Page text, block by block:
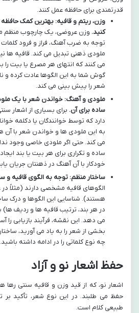
قدرتمندی برای حافظه عمل کنند.
وزن، ریتم و قافیه: بهترین کمک
کنید. وزن عروضی، یک چارچوب منظم
توجه به ضرب آهنگ، فراز و فرود
ملودی ذهنی تبدیل می کند. قافیه ها
می کنند که انتهای هر مصرع یا بیت را
گوش شما به این الگوها عادت کرده و
شعر را پیش بینی می کند.
ملودی و آهنگ: خواندن شعر با یک
ساده برای آن. برای بسیاری از اشعار
دارد که توسط خوانندگان یا دکلمه
به این ملودی ها و خواندن شعر با آن
می کند. حتی اگر ملودی خاصی وجود
ساده و تکراری برای هر بیت یا بند
خودکار با آن آهنگ در ذهنتان جریان
ساختار منظم: توجه به الگوی قافیه و
الگوهای قافیه مشخصی دارند (مثلاً در
هستند). شناسایی این الگوها و درک
در هر بند، ترتیب قافیه ها و ردیف
می دهد. این نقشه، فرآیند بازیابی را
بخشی از شعر را به یاد می آورید،
چه نوع کلماتی را در ادامه داشته باشید.
حفظ اشعار نو و آزاد
اشعار نو، که از قید وزن و قافیه سنتی رها
حفظ می طلبند. در این نوع شعر، تأکید بر
طبیعی کلام است.